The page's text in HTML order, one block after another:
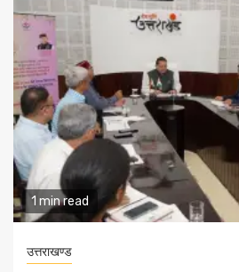
1 min read
उत्तराखण्ड